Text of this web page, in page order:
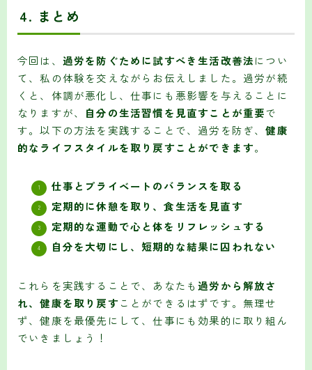
4. まとめ
今回は、 過労を防ぐために試すべき生活改善法につい
て、私の体験を交えながらお伝えしました。過労が続
くと、体調が悪化し、仕事にも悪影響を与えることに
なりますが、 自分の生活習慣を見直すことが重要で
す。以下の方法を実践することで、過労を防ぎ、健康
的なライフスタイルを取り戻すことができます。
仕事とプライベートのバランスを取る
定期的に休憩を取り、食生活を見直す
定期的な運動で心と体をリフレッシュする
自分を大切にし、短期的な結果に囚われない
これらを実践することで、あなたも過労から解放さ
れ、健康を取り戻す ことができるはずです。無理せ
ず、健康を最優先にして、仕事にも効果的に取り組ん
でいきましょう！